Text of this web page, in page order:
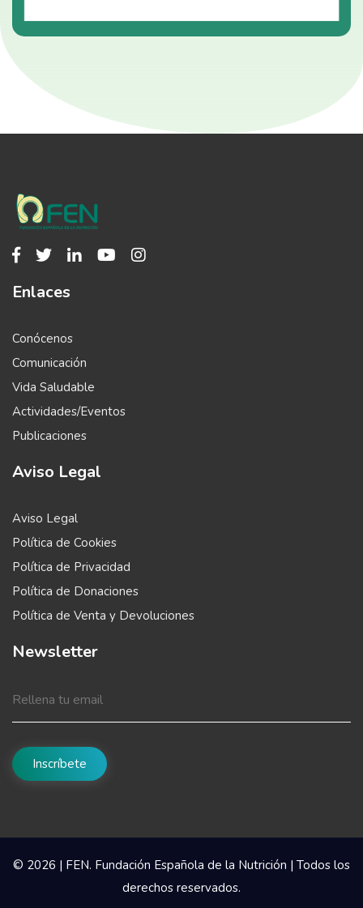
Enlaces
Conócenos
Comunicación
Vida Saludable
Actividades/Eventos
Publicaciones
Aviso Legal
Aviso Legal
Política de Cookies
Política de Privacidad
Política de Donaciones
Política de Venta y Devoluciones
Newsletter
© 2026 | FEN. Fundación Española de la Nutrición | Todos los
derechos reservados.